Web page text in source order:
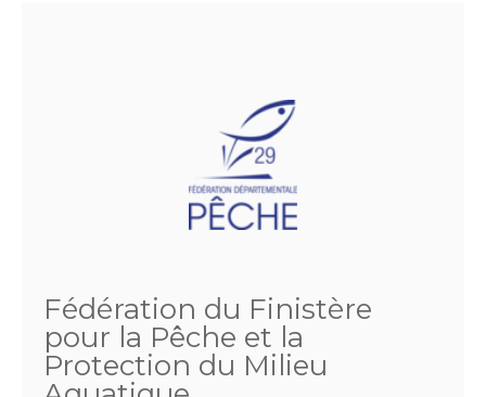
Fédération du Finistère
pour la Pêche et la
Protection du Milieu